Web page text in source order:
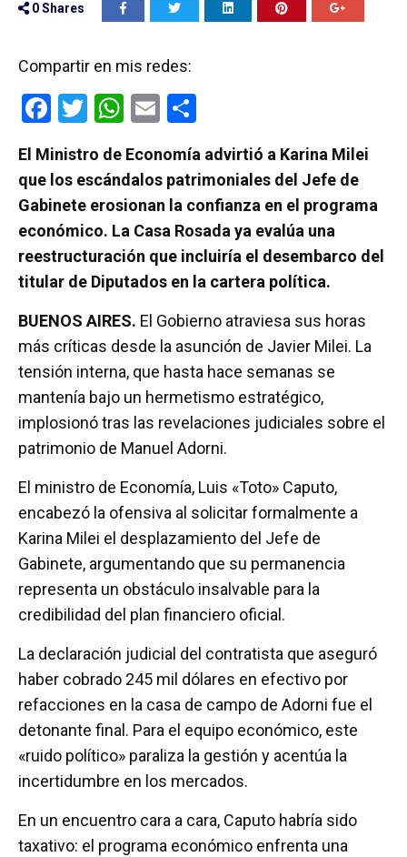
0Shares
Compartir en mis redes:
F
ce
b
o
o
k
T
tt
er
W
at
s
A
p
p
E
ail m
p
ar
tir
El Ministro de Economía advirtió a Karina Milei
que los escándalos patrimoniales del Jefe de
Gabinete erosionan la confianza en el programa
económico. La Casa Rosada ya evalúa una
reestructuración que incluiría el desembarco del
titular de Diputados en la cartera política.
BUENOS AIRES. El Gobierno atraviesa sus horas
más críticas desde la asunción de Javier Milei. La
tensión interna, que hasta hace semanas se
mantenía bajo un hermetismo estratégico,
implosionó tras las revelaciones judiciales sobre el
patrimonio de Manuel Adorni.
El ministro de Economía, Luis «Toto» Caputo,
encabezó la ofensiva al solicitar formalmente a
Karina Milei el desplazamiento del Jefe de
Gabinete, argumentando que su permanencia
representa un obstáculo insalvable para la
credibilidad del plan financiero oficial.
La declaración judicial del contratista que aseguró
haber cobrado 245 mil dólares en efectivo por
refacciones en la casa de campo de Adorni fue el
detonante final. Para el equipo económico, este
«ruido político» paraliza la gestión y acentúa la
incertidumbre en los mercados.
En un encuentro cara a cara, Caputo habría sido
taxativo: el programa económico enfrenta una